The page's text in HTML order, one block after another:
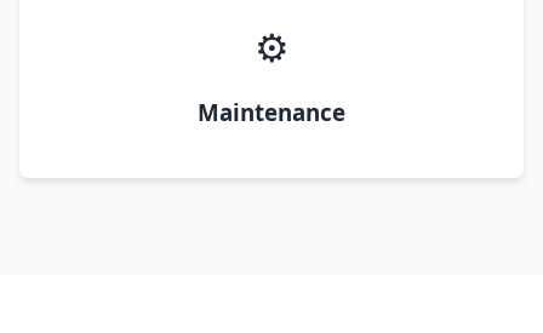
⚙️
Maintenance